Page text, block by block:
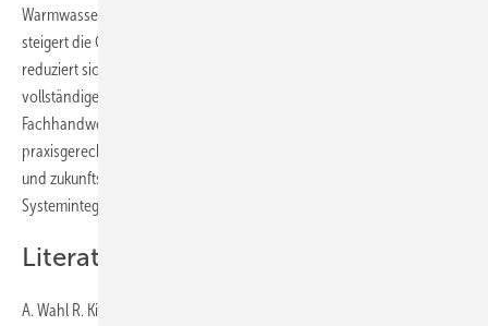
Warmwasserspeicher. Diese Lösung senkt den Energiebedarf und
steigert die Gesamtwirtschaftlichkeit. In Verbindung mit Photovoltaik
reduziert sich der Fernwärmeeinsatz deutlich – bis hin zum
vollständigen Verzicht in optimalen Betriebsphasen. Für
Fachhandwerker, Ingenieure und Planer bietet das System eine
praxisgerechte Möglichkeit, Warmwasseranlagen effizient, hygienisch
und zukunftssicher zu gestalten – mit klarem Fokus auf
Systemintegration und nachhaltige Gebäudetechnik.
Literatur:
A. Wahl R. Kilpper: Wirtschaftlich, langlebig und energieeffizient KTM